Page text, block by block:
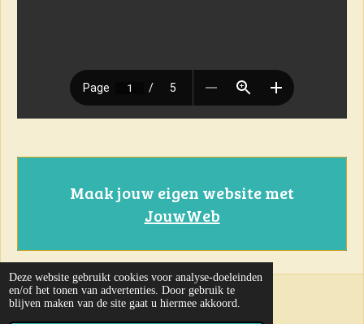
Deze website gebruikt cookies voor analyse-doeleinden
en/of het tonen van advertenties. Door gebruik te
blijven maken van de site gaat u hiermee akkoord.
Maak jouw eigen website met
JouwWeb
31-07-2026